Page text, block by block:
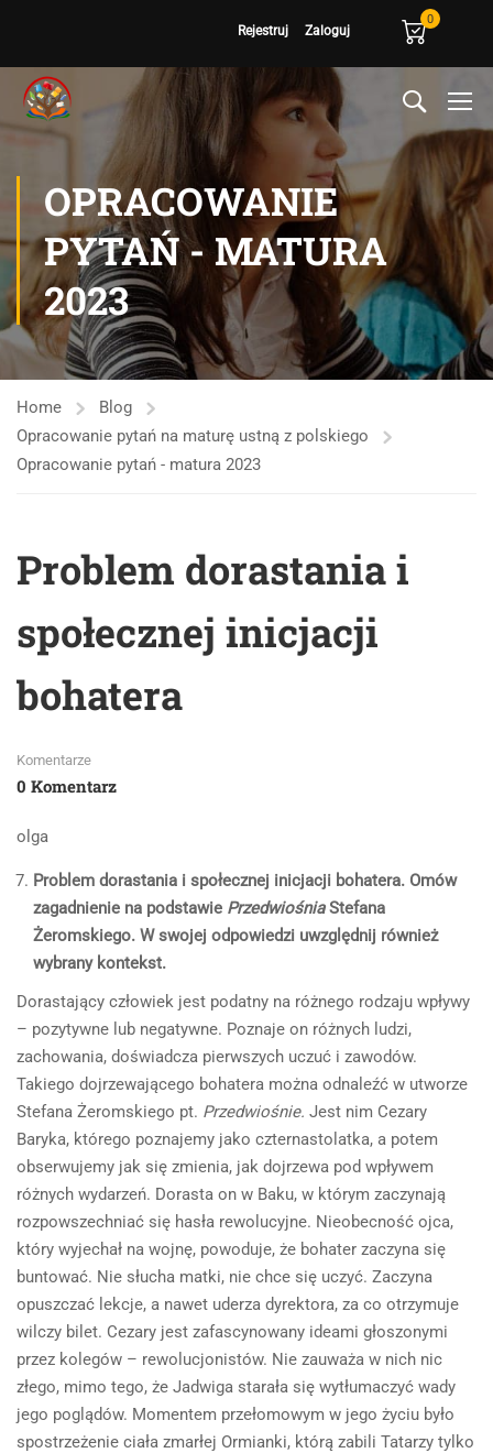
Rejestruj Zaloguj
0
OPRACOWANIE
PYTAŃ - MATURA
2023
Home
Blog
Opracowanie pytań na maturę ustną z polskiego
Opracowanie pytań - matura 2023
Problem dorastania i
społecznej inicjacji
bohatera
Komentarze
0 Komentarz
olga
Problem dorastania i społecznej inicjacji bohatera. Omów
zagadnienie na podstawie PrzedwiośniaStefana
Żeromskiego. W swojej odpowiedzi uwzględnij również
wybrany kontekst.
Dorastający człowiek jest podatny na różnego rodzaju wpływy
– pozytywne lub negatywne. Poznaje on różnych ludzi,
zachowania, doświadcza pierwszych uczuć i zawodów.
Takiego dojrzewającego bohatera można odnaleźć w utworze
Stefana Żeromskiego pt. Przedwiośnie. Jest nim Cezary
Baryka, którego poznajemy jako czternastolatka, a potem
obserwujemy jak się zmienia, jak dojrzewa pod wpływem
różnych wydarzeń. Dorasta on w Baku, w którym zaczynają
rozpowszechniać się hasła rewolucyjne. Nieobecność ojca,
który wyjechał na wojnę, powoduje, że bohater zaczyna się
buntować. Nie słucha matki, nie chce się uczyć. Zaczyna
opuszczać lekcje, a nawet uderza dyrektora, za co otrzymuje
wilczy bilet. Cezary jest zafascynowany ideami głoszonymi
przez kolegów – rewolucjonistów. Nie zauważa w nich nic
złego, mimo tego, że Jadwiga starała się wytłumaczyć wady
jego poglądów. Momentem przełomowym w jego życiu było
spostrzeżenie ciała zmarłej Ormianki, którą zabili Tatarzy tylko